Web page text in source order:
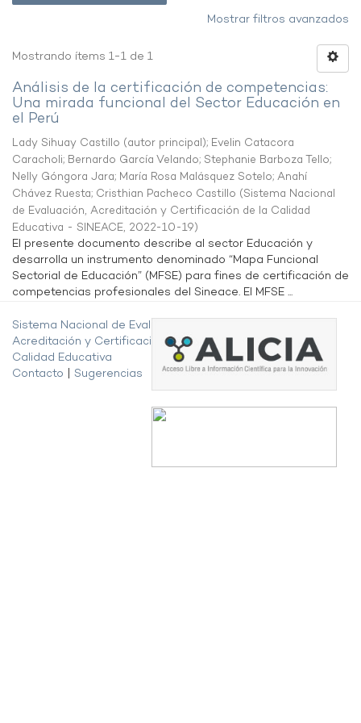
Mostrar filtros avanzados
Mostrando ítems 1-1 de 1
Análisis de la certificación de competencias:
Una mirada funcional del Sector Educación en
el Perú
Lady Sihuay Castillo (autor principal); Evelin Catacora
Caracholi; Bernardo García Velando; Stephanie Barboza Tello;
Nelly Góngora Jara; María Rosa Malásquez Sotelo; Anahí
Chávez Ruesta; Cristhian Pacheco Castillo (Sistema Nacional
de Evaluación, Acreditación y Certificación de la Calidad
Educativa - SINEACE, 2022-10-19)
El presente documento describe al sector Educación y
desarrolla un instrumento denominado “Mapa Funcional
Sectorial de Educación” (MFSE) para fines de certificación de
competencias profesionales del Sineace. El MFSE ...
Sistema Nacional de Evaluación,
Acreditación y Certificación de la
Calidad Educativa
Contacto
Sugerencias